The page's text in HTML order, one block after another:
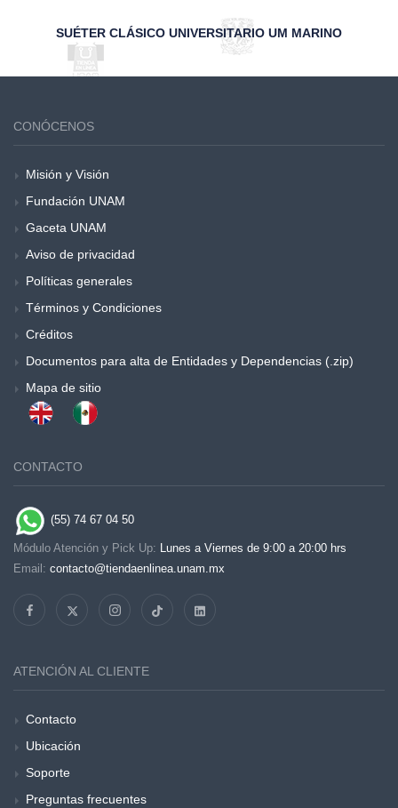
SUÉTER CLÁSICO UNIVERSITARIO UM MARINO
CONÓCENOS
Misión y Visión
Fundación UNAM
Gaceta UNAM
Aviso de privacidad
Políticas generales
Términos y Condiciones
Créditos
Documentos para alta de Entidades y Dependencias (.zip)
Mapa de sitio
CONTACTO
(55) 74 67 04 50
Módulo Atención y Pick Up: Lunes a Viernes de 9:00 a 20:00 hrs
Email: contacto@tiendaenlinea.unam.mx
ATENCIÓN AL CLIENTE
Contacto
Ubicación
Soporte
Preguntas frecuentes